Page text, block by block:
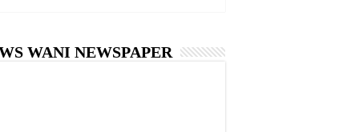
WANI NEWSPAPER